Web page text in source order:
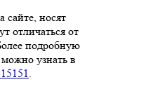
сайте, носят
отличаться от
подробную
узнать в
.